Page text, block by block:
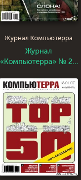
Журнал Компьютерра
Журнал
«Компьютерра» № 20